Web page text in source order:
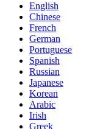
English
Chinese
French
German
Portuguese
Spanish
Russian
Japanese
Korean
Arabic
Irish
Greek